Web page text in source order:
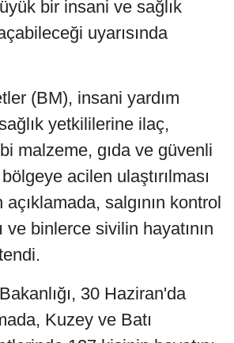
bir insani ve sağlık
uyarısında
(BM), insani yardım
yetkililerine ilaç,
malzeme, gıda ve güvenli
acilen ulaştırılması
açıklamada, salgının kontrol
ve binlerce sivilin hayatının
30 Haziran'da
Kuzey ve Batı